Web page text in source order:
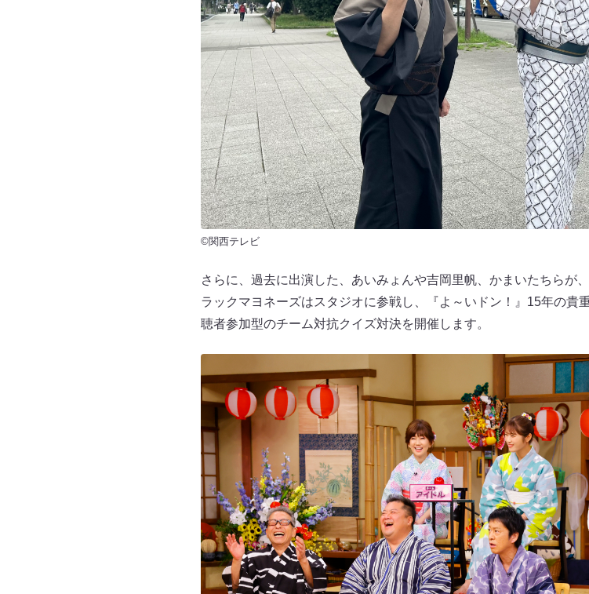
©関西テレビ
さらに、過去に出演した、あいみょんや吉岡里帆、かまいたちらが
ラックマヨネーズはスタジオに参戦し、『よ～いドン！』15年の貴
聴者参加型のチーム対抗クイズ対決を開催します。